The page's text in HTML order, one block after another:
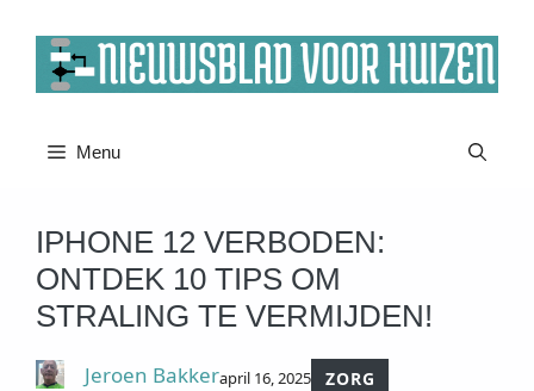
naar
Menu
IPHONE 12 VERBODEN:
ONTDEK 10 TIPS OM
STRALING TE VERMIJDEN!
Jeroen Bakkerapril 16, 2025
ZORG